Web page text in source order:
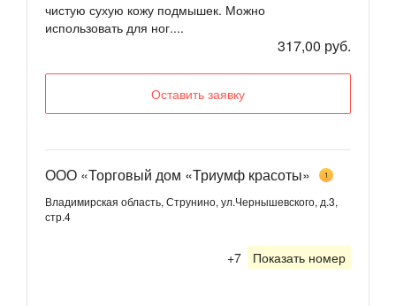
чистую сухую кожу подмышек. Можно
использовать для ног....
317,00 руб.
Оставить заявку
ООО «Торговый дом «Триумф красоты» 1
Владимирская область, Струнино, ул.Чернышевского, д.3,
стр.4
+7 Показать номер